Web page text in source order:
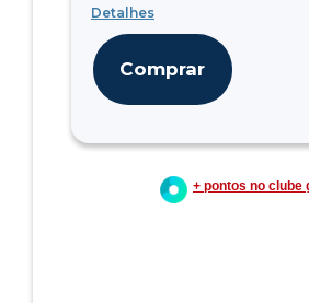
Detalhes
Comprar
+ pontos no clube